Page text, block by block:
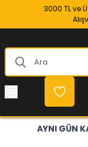
3000 TL ve
AYNI GÜN